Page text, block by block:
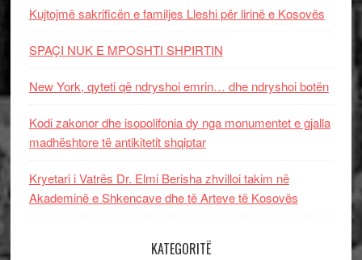
Kujtojmë sakrificën e familjes Lleshi për lirinë e Kosovës
SPAÇI NUK E MPOSHTI SHPIRTIN
New York, qyteti që ndryshoi emrin… dhe ndryshoi botën
Kodi zakonor dhe isopolifonia dy nga monumentet e gjalla
madhështore të antikitetit shqiptar
Kryetari i Vatrës Dr. Elmi Berisha zhvilloi takim në
Akademinë e Shkencave dhe të Arteve të Kosovës
KATEGORITË